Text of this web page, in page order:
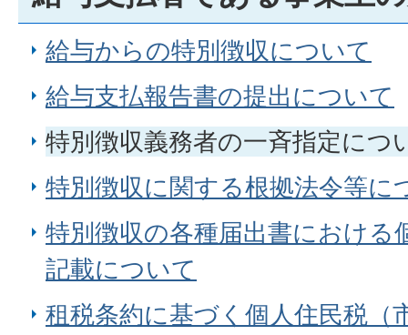
給与からの特別徴収について
給与支払報告書の提出について
特別徴収義務者の一斉指定につ
特別徴収に関する根拠法令等に
特別徴収の各種届出書における
記載について
租税条約に基づく個人住民税（